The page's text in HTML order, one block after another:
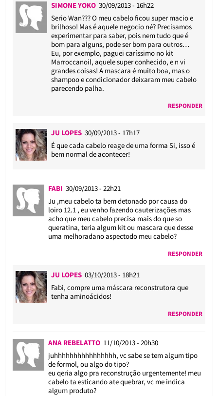
SIMONE YOKO 30/09/2013 - 16h22
Serio Wan??? O meu cabelo ficou super macio e
brilhoso! Mas é aquele negocio né? Precisamos
experimentar para saber, pois nem tudo que é
bom para alguns, pode ser bom para outros…
Eu, por exemplo, paguei caríssimo no kit
Marroccanoil, aquele super conhecido, e n vi
grandes coisas! A mascara é muito boa, mas o
shampoo e condicionador deixaram meu cabelo
parecendo palha.
RESPONDER
JU LOPES 30/09/2013 - 17h17
É que cada cabelo reage de uma forma Si, isso é
bem normal de acontecer!
FABI 30/09/2013 - 22h21
Ju ,meu cabelo ta bem detonado por causa do
loiro 12.1 , eu venho fazendo cauterizações mas
acho que meu cabelo precisa mais do que so
queratina, teria algum kit ou mascara que desse
uma melhoradano aspectodo meu cabelo?
RESPONDER
JU LOPES 03/10/2013 - 18h21
Fabi, compre uma máscara reconstrutora que
tenha aminoácidos!
RESPONDER
ANA REBELATTO 11/10/2013 - 20h30
juhhhhhhhhhhhhhhhh, vc sabe se tem algum tipo
de formol, ou algo do tipo?
eu qeria algo pra reconstrução urgentemente! meu
cabelo ta esticando ate quebrar, vc me indica
algum produto?